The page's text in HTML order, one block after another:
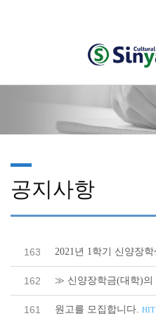
공지사항
163
162
161 원고를 모집합니다. HIT